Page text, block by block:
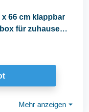
66 cm klappbar
für zuhause
Mehr anzeigen ⏷